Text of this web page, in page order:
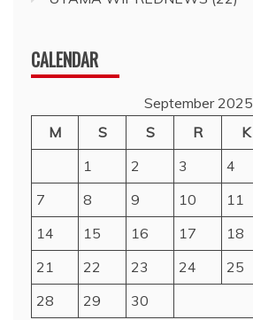
CALENDAR
September 2025
M
S S R K
1
2 3 4
7
8 9 10 11
14
15 16 17 18
21
22 23 24 25
28
29 30